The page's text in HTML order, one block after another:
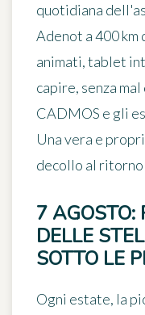
quotidiana
Adenot a 400
animati, tablet
capire, senza
CADMOS e gli
Una vera e
decollo al ritorno
7 AGOSTO:
DELLE
SOTTO LE
Ogni estate, la